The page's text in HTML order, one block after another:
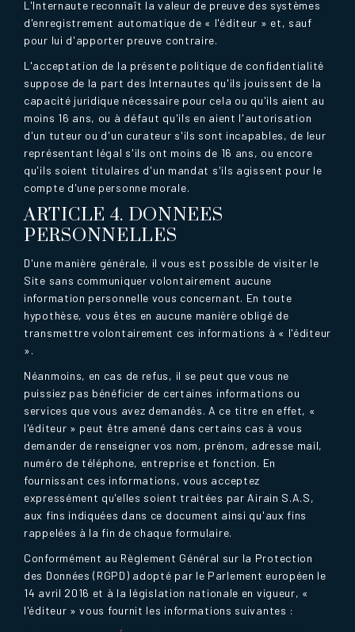
L'Internaute reconnaît la valeur de preuve des systèmes
d'enregistrement automatique de « l'éditeur » et, sauf
pour lui d'apporter preuve contraire.
L'acceptation de la présente politique de confidentialité
suppose de la part des Internautes qu'ils jouissent de la
capacité juridique nécessaire pour cela ou qu'ils aient au
moins 16 ans, ou à défaut qu'ils en aient l'autorisation
d'un tuteur ou d'un curateur s'ils sont incapables, de leur
représentant légal s'ils ont moins de 16 ans, ou encore
qu'ils soient titulaires d'un mandat s'ils agissent pour le
compte d'une personne morale.
ARTICLE 4. DONNEES
PERSONNELLES
D'une manière générale, il vous est possible de visiter le
Site sans communiquer volontairement aucune
information personnelle vous concernant. En toute
hypothèse, vous êtes en aucune manière obligé de
transmettre volontairement ces informations à « l'éditeur
».
Néanmoins, en cas de refus, il se peut que vous ne
puissiez pas bénéficier de certaines informations ou
services que vous avez demandés. A ce titre en effet, «
l'éditeur » peut être amené dans certains cas à vous
demander de renseigner vos nom, prénom, adresse mail,
numéro de téléphone, entreprise et fonction. En
fournissant ces informations, vous acceptez
expressément qu'elles soient traitées par Airain S.A.S,
aux fins indiquées dans ce document ainsi qu'aux fins
rappelées à la fin de chaque formulaire.
Conformément au Règlement Général sur la Protection
des Données (RGPD) adopté par le Parlement européen le
14 avril 2016 et à la législation nationale en vigueur, «
l'éditeur » vous fournit les informations suivantes :